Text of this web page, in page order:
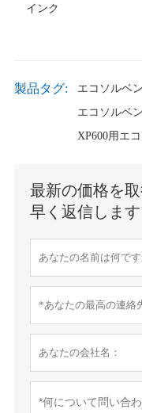
インク
製品タグ:
エコソルベ
エコソルベ
XP600用エ
最新の価格を
早く返信します